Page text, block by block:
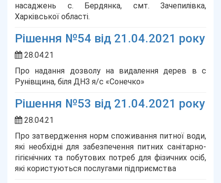
насаджень с. Бердянка, смт. Зачепилівка,
Харківської області.
Рішення №54 від 21.04.2021 року
28.04.21
Про надання дозволу на видалення дерев в с
Рунівщина, біля ДНЗ я/с «Сонечко»
Рішення №53 від 21.04.2021 року
28.04.21
Про затвердження норм споживання питної води,
які необхідні для забезпечення питних санітарно-
гігієнічних та побутових потреб для фізичних осіб,
які користуються послугами підприємства